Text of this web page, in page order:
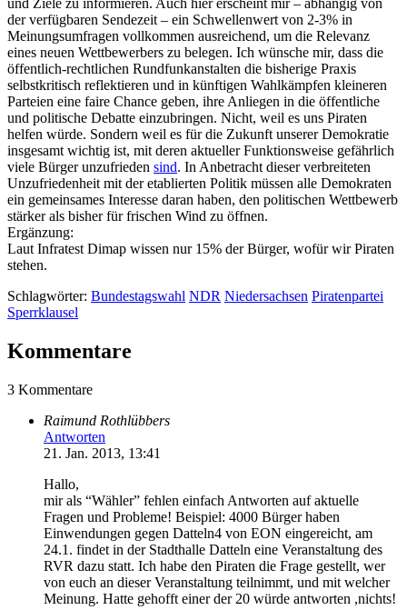
der verfügbaren Sendezeit – ein Schwellenwert von 2-3% in
Meinungsumfragen vollkommen ausreichend, um die Relevanz
eines neuen Wettbewerbers zu belegen. Ich wünsche mir, dass die
öffentlich-rechtlichen Rundfunkanstalten die bisherige Praxis
selbstkritisch reflektieren und in künftigen Wahlkämpfen kleineren
Parteien eine faire Chance geben, ihre Anliegen in die öffentliche
und politische Debatte einzubringen. Nicht, weil es uns Piraten
helfen würde. Sondern weil es für die Zukunft unserer Demokratie
insgesamt wichtig ist, mit deren aktueller Funktionsweise gefährlich
viele Bürger unzufrieden sind. In Anbetracht dieser verbreiteten
Unzufriedenheit mit der etablierten Politik müssen alle Demokraten
ein gemeinsames Interesse daran haben, den politischen Wettbewerb
stärker als bisher für frischen Wind zu öffnen.
Ergänzung:
Laut Infratest Dimap wissen nur 15% der Bürger, wofür wir Piraten
stehen.
Schlagwörter: Bundestagswahl NDR Niedersachsen Piratenpartei
Sperrklausel
Kommentare
3 Kommentare
Raimund Rothlübbers
Antworten
21. Jan. 2013, 13:41
Hallo,
mir als “Wähler” fehlen einfach Antworten auf aktuelle
Fragen und Probleme! Beispiel: 4000 Bürger haben
Einwendungen gegen Datteln4 von EON eingereicht, am
24.1. findet in der Stadthalle Datteln eine Veranstaltung des
RVR dazu statt. Ich habe den Piraten die Frage gestellt, wer
von euch an dieser Veranstaltung teilnimmt, und mit welcher
Meinung. Hatte gehofft einer der 20 würde antworten ,nichts!